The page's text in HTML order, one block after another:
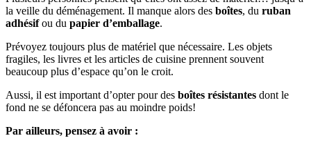
la veille du déménagement. Il manque alors des boîtes, du ruban
adhésifou du papier d’emballage.
Prévoyez toujours plus de matériel que nécessaire. Les objets
fragiles, les livres et les articles de cuisine prennent souvent
beaucoup plus d’espace qu’on le croit.
Aussi, il est important d’opter pour des boîtes résistantes dont le
fond ne se défoncera pas au moindre poids!
Par ailleurs, pensez à avoir :